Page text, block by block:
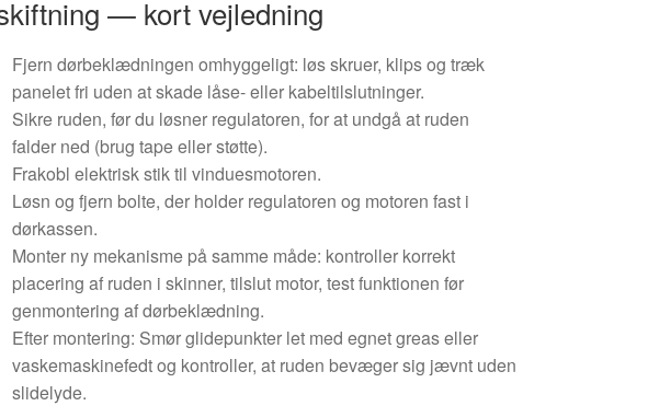
— kort vejledning
Fjern dørbeklædningen omhyggeligt: løs skruer, klips og træk
panelet fri uden at skade låse- eller kabeltilslutninger.
Sikre ruden, før du løsner regulatoren, for at undgå at ruden
falder ned (brug tape eller støtte).
Frakobl elektrisk stik til vinduesmotoren.
Løsn og fjern bolte, der holder regulatoren og motoren fast i
dørkassen.
Monter ny mekanisme på samme måde: kontroller korrekt
placering af ruden i skinner, tilslut motor, test funktionen før
genmontering af dørbeklædning.
Efter montering: Smør glidepunkter let med egnet greas eller
vaskemaskinefedt og kontroller, at ruden bevæger sig jævnt uden
slidelyde.